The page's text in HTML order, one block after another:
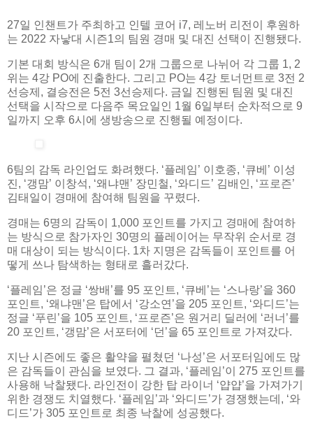
27일 인챈트가 주최하고 인텔 코어 i7, 레노버 리전이 후원하
는 2022 자낳대 시즌1의 팀원 경매 및 대진 선택이 진행됐다.
기본 대회 방식은 6개 팀이 2개 그룹으로 나뉘어 각 그룹 1, 2
위는 4강 PO에 진출한다. 그리고 PO는 4강 토너먼트로 3전 2
선승제, 결승전은 5전 3선승제다. 금일 진행된 팀원 및 대진
선택을 시작으로 다음주 목요일인 1월 6일부터 순차적으로 9
일까지 오후 6시에 생방송으로 진행될 예정이다.
6팀의 감독 라인업도 화려했다. ‘플레임’ 이호종, ‘큐베’ 이성
진, ‘갱맘’ 이창석, ‘왜냐맨’ 장민철, ‘와디드’ 김배인, ‘프로즌’
김태일이 경매에 참여해 팀원을 꾸렸다.
경매는 6명의 감독이 1,000 포인트를 가지고 경매에 참여하
는 방식으로 참가자인 30명의 플레이어는 무작위 순서로 경
매 대상이 되는 방식이다. 1차 지명은 감독들이 포인트를 어
떻게 쓰나 탐색하는 형태로 흘러갔다.
‘플레임’은 정글 ‘쌍배’를 95 포인트, ‘큐베’는 ‘스나랑’을 360
포인트, ‘왜냐맨’은 탑에서 ‘강소연’을 205 포인트, ‘와디드’는
정글 ‘푸린’을 105 포인트, ‘프로즌’은 원거리 딜러에 ‘러너’를
20 포인트, ‘갱맘’은 서포터에 ‘던’을 65 포인트로 가져갔다.
지난 시즌에도 좋은 활약을 펼쳤던 ‘나성’은 서포터임에도 많
은 감독들이 관심을 보였다. 그 결과, ‘플레임’이 275 포인트를
사용해 낙찰됐다. 라인전이 강한 탑 라이너 ‘얍얍’을 가져가기
위한 경쟁도 치열했다. ‘플레임’과 ‘와디드’가 경쟁했는데, ‘와
디드’가 305 포인트로 최종 낙찰에 성공했다.